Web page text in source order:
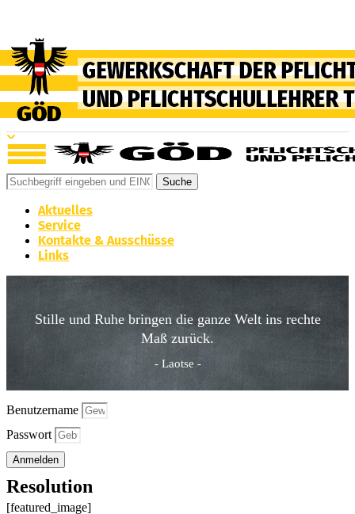
Suche
Aktuelles
Service
Kontakte & Ausschüsse
Links
Stille und Ruhe bringen die ganze Welt ins rechte
Maß zurück.
- Laotse -
Benutzername
Passwort
Anmelden
Resolution
[featured_image]